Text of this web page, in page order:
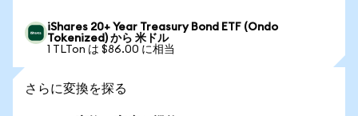
iShares 20+ Year Treasury Bond ETF (Ondo
Tokenized) から 米ドル
1 TLTon は $86.00 に相当
さらに変換を探る